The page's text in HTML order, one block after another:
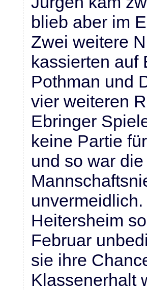
blieb aber im
Zwei weitere
kassierten auf
Pothman und
vier weiteren
Ebringer
keine Partie
und so war die
Heitersheim
Februar
sie ihre
Klassenerhalt